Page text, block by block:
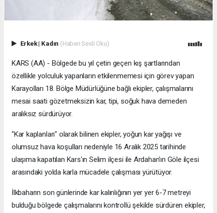
Erkek| Kadın (Haberi Sesli Oku)
KARS (AA) - Bölgede bu yıl çetin geçen kış şartlarından
özellikle yolculuk yapanların etkilenmemesi için görev yapan
Karayolları 18. Bölge Müdürlüğüne bağlı ekipler, çalışmalarını
mesai saati gözetmeksizin kar, tipi, soğuk hava demeden
aralıksız sürdürüyor.
"Kar kaplanları" olarak bilinen ekipler, yoğun kar yağışı ve
olumsuz hava koşulları nedeniyle 16 Aralık 2025 tarihinde
ulaşıma kapatılan Kars'ın Selim ilçesi ile Ardahan'ın Göle ilçesi
arasındaki yolda karla mücadele çalışması yürütüyor.
İlkbaharın son günlerinde kar kalınlığının yer yer 6-7 metreyi
bulduğu bölgede çalışmalarını kontrollü şekilde sürdüren ekipler,